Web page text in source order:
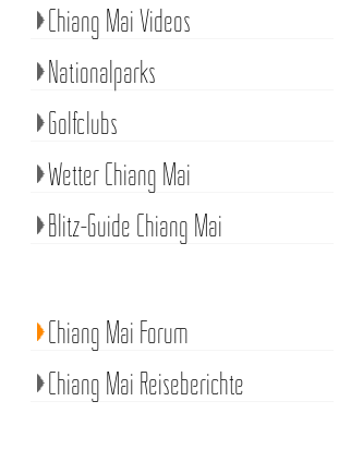
Chiang Mai Videos
Nationalparks
Golfclubs
Wetter Chiang Mai
Blitz-Guide Chiang Mai
Chiang Mai Forum
Chiang Mai Reiseberichte